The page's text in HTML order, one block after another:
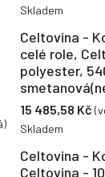
Skladem
Celtovina -
celé role,
polyester,
15 485,58 Kč
Skladem
Celtovina -
Celtovina -